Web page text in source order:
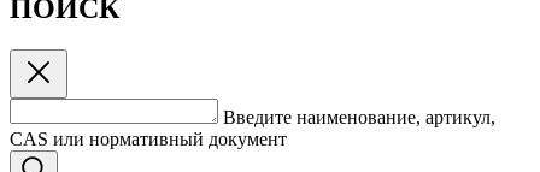
ПОИСК
Введите наименование, артикул,
CAS или нормативный документ